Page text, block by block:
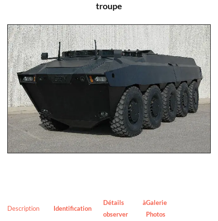
troupe
Description Identification
Détails à
observer
Galerie
Photos